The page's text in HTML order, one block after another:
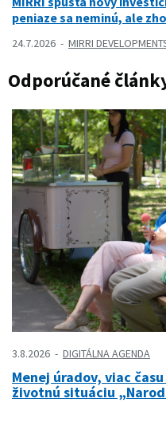
peniaze sa neminú, ale
24.7.2026 MIRRI
Odporúčané
3.8.2026 DIGITÁLNA AGENDA
Menej úradov, viac
životnú situáciu